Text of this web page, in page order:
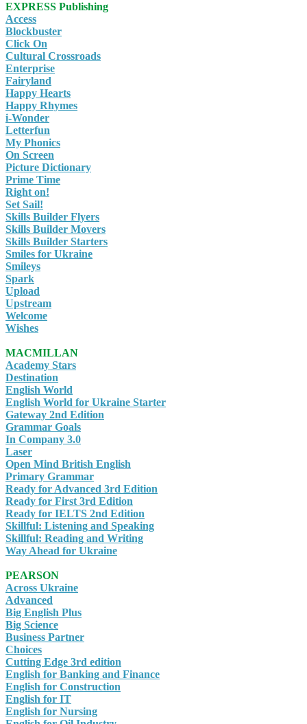
EXPRESS Publishing
Access
Blockbuster
Click On
Cultural Crossroads
Enterprise
Fairyland
Happy Hearts
Happy Rhymes
i-Wonder
Letterfun
My Phonics
On Screen
Picture Dictionary
Prime Time
Right on!
Set Sail!
Skills Builder Flyers
Skills Builder Movers
Skills Builder Starters
Smiles for Ukraine
Smileys
Spark
Upload
Upstream
Welcome
Wishes
MACMILLAN
Academy Stars
Destination
English World
English World for Ukraine Starter
Gateway 2nd Edition
Grammar Goals
In Company 3.0
Laser
Open Mind British English
Primary Grammar
Ready for Advanced 3rd Edition
Ready for First 3rd Edition
Ready for IELTS 2nd Edition
Skillful: Listening and Speaking
Skillful: Reading and Writing
Way Ahead for Ukraine
PEARSON
Across Ukraine
Advanced
Big English Plus
Big Science
Business Partner
Choices
Cutting Edge 3rd edition
English for Banking and Finance
English for Construction
English for IT
English for Nursing